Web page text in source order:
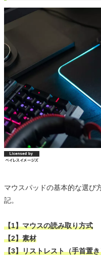
マウスパッドの基本的な選び
記。
【1】マウスの読み取り方式
【2】素材
【3】リストレスト（手首置